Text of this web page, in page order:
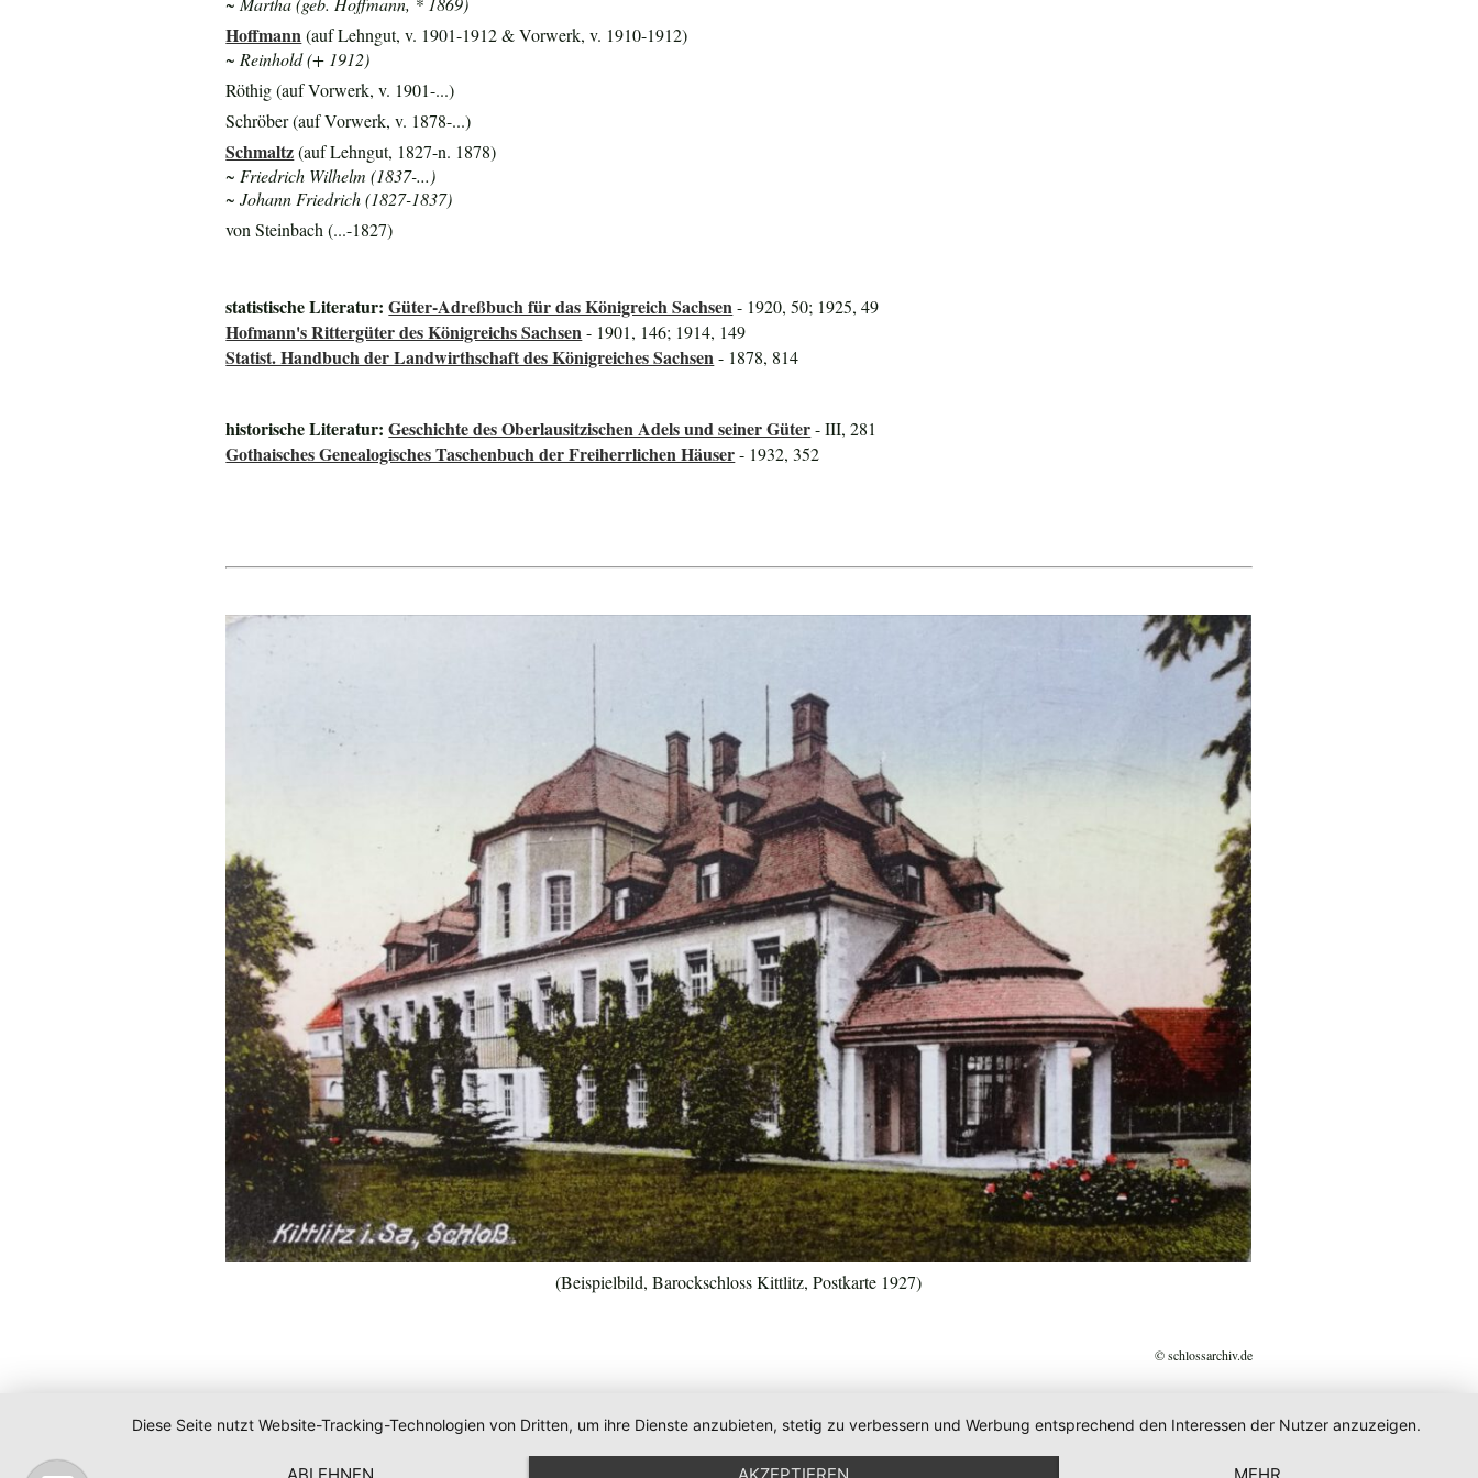
Hoffmann(auf Lehngut, v. 1901-1912 & Vorwerk, v. 1910-1912)
~ Reinhold (+ 1912)
Röthig (auf Vorwerk, v. 1901-...)
Schröber (auf Vorwerk, v. 1878-...)
Schmaltz(auf Lehngut, 1827-n. 1878)
~ Friedrich Wilhelm (1837-...)
~ Johann Friedrich (1827-1837)
von Steinbach (...-1827)
statistische Literatur:Güter-Adreßbuch für das Königreich Sachsen- 1920, 50; 1925, 49
Hofmann's Rittergüter des Königreichs Sachsen- 1901, 146; 1914, 149
Statist. Handbuch der Landwirthschaft des Königreiches Sachsen- 1878, 814
historische Literatur:Geschichte des Oberlausitzischen Adels und seiner Güter- III, 281
Gothaisches Genealogisches Taschenbuch der Freiherrlichen Häuser- 1932, 352
(Beispielbild, Barockschloss Kittlitz, Postkarte 1927)
© schlossarchiv.de
Diese Seite nutzt Website-Tracking-Technologien von Dritten, um ihre Dienste anzubieten, stetig zu verbessern und Werbung entsprechend den Interessen der Nutzer anzuzeigen.